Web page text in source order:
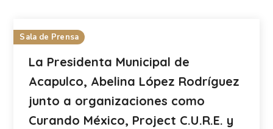
Sala de Prensa
La Presidenta Municipal de
Acapulco, Abelina López Rodríguez
junto a organizaciones como
Curando México, Project C.U.R.E. y